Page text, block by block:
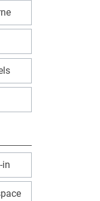
in